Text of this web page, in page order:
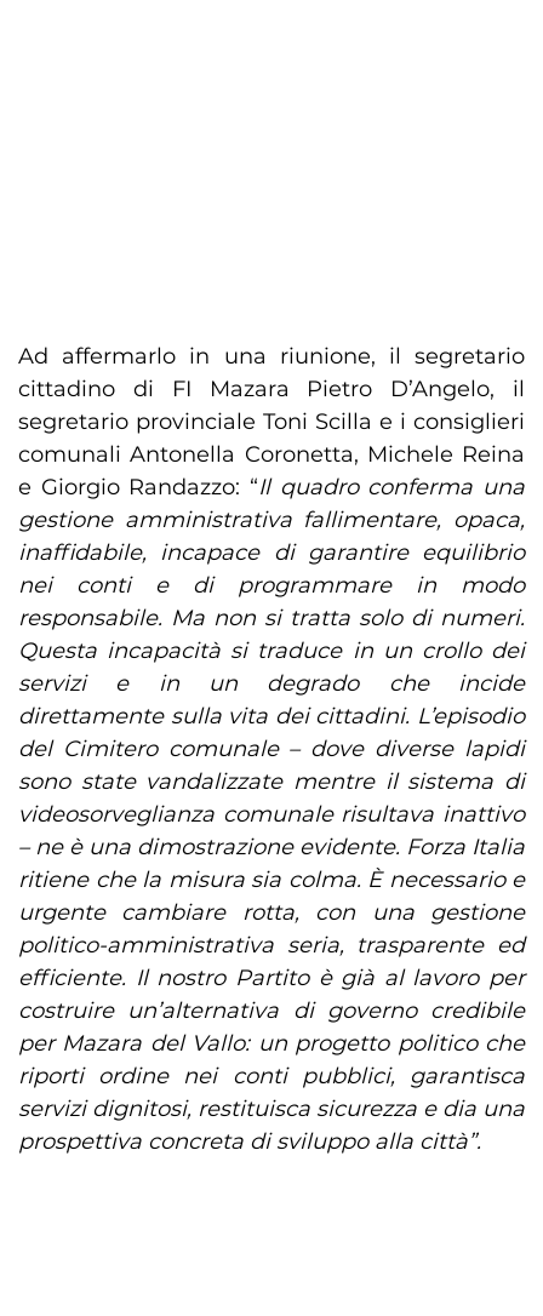
Ad affermarlo in una riunione, il segretario
cittadino di FI Mazara Pietro D’Angelo, il
segretario provinciale Toni Scilla e i consiglieri
comunali Antonella Coronetta, Michele Reina
e Giorgio Randazzo: “Il quadro conferma una
gestione amministrativa fallimentare, opaca,
inaffidabile, incapace di garantire equilibrio
nei conti e di programmare in modo
responsabile. Ma non si tratta solo di numeri.
Questa incapacità si traduce in un crollo dei
servizi e in un degrado che incide
direttamente sulla vita dei cittadini. L’episodio
del Cimitero comunale – dove diverse lapidi
sono state vandalizzate mentre il sistema di
videosorveglianza comunale risultava inattivo
– ne è una dimostrazione evidente. Forza Italia
ritiene che la misura sia colma. È necessario e
urgente cambiare rotta, con una gestione
politico-amministrativa seria, trasparente ed
efficiente. Il nostro Partito è già al lavoro per
costruire un’alternativa di governo credibile
per Mazara del Vallo: un progetto politico che
riporti ordine nei conti pubblici, garantisca
servizi dignitosi, restituisca sicurezza e dia una
prospettiva concreta di sviluppo alla città”.